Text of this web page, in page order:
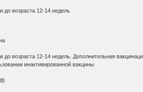
до возраста 12-14 недель
возраста 12-14 недель. Дополнительная
инактивированной вакцины